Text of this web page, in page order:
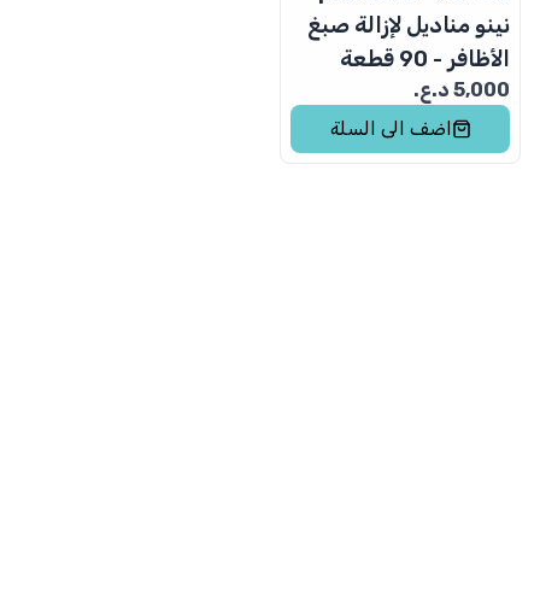
نينو مناديل لإزالة صبغ
الأظافر - 90 قطعة
5,000 د.ع.
اضف الى السلة